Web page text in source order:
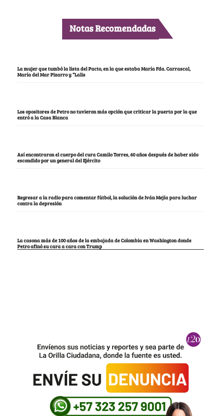
Notas Recomendadas
La mujer que tumbó la lista del Pacto, en la que estaba María Fda. Carrascal,
María del Mar Pizarro y “Lalis
Los opositores de Petro no tuvieron más opción que criticar la puerta por la que
entró a la Casa Blanca
Así encontraron el cuerpo del cura Camilo Torres, 60 años después de haber sido
escondido por un general del Ejército
Regresar a la radio para comentar fútbol, la solución de Iván Mejía para luchar
contra la depresión
La casona más de 100 años de la embajada de Colombia en Washington donde
Petro afinó su cara a cara con Trump